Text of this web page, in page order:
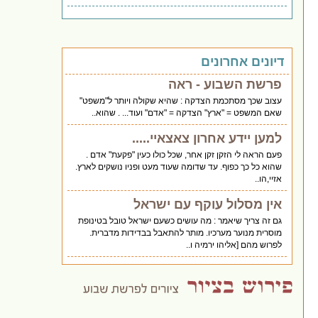
דיונים אחרונים
פרשת השבוע - ראה
עצוב שכך מסתכמת הצדקה : שהיא שקולה ויותר ל"משפט"
שאם המשפט = "ארץ" הצדקה = "אדם" ועוד... . שהוא..
למען יידע אחרון צאצאיי.....
פעם הראה לי הזקן זקן אחר, שכל כולו כעין "פקעת" אדם .
שהוא כל כך כפוף. עד שדומה שעוד מעט ופניו נושקים לארץ.
אזיי,הו..
אין מסלול עוקף עם ישראל
גם זה צריך שיאמר : מה עושים כשעם ישראל טובל בטינופת
מוסרית מנוער מערכיו. מותר להתאבל בבדידות מדברית.
לפרוש מהם [אליהו ירמיה ו..